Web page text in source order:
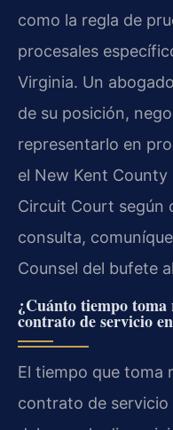
como la regla de
procesales
Virginia. Un
de su posición,
representarlo en
el New Kent
Circuit Court según
consulta,
Counsel del bufete
¿Cuánto tiempo
contrato de servicio
El tiempo que toma
contrato de servicio